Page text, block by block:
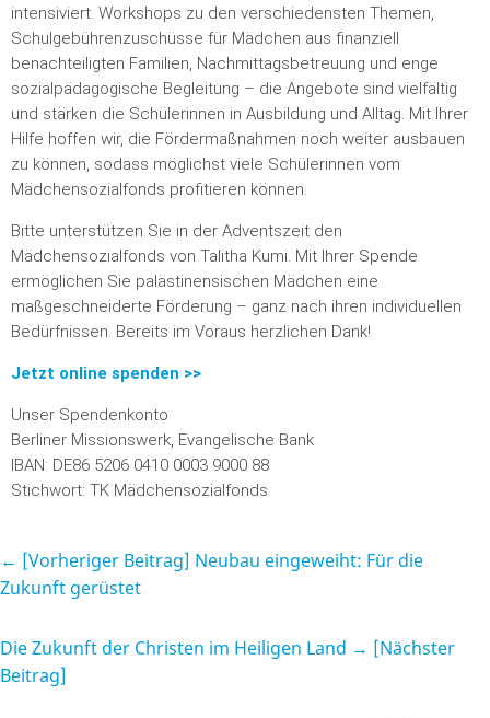
intensiviert. Workshops zu den verschiedensten Themen,
Schulgebührenzuschüsse für Mädchen aus finanziell
benachteiligten Familien, Nachmittagsbetreuung und enge
sozialpädagogische Begleitung – die Angebote sind vielfältig
und stärken die Schülerinnen in Ausbildung und Alltag. Mit Ihrer
Hilfe hoffen wir, die Fördermaßnahmen noch weiter ausbauen
zu können, sodass möglichst viele Schülerinnen vom
Mädchensozialfonds profitieren können.
Bitte unterstützen Sie in der Adventszeit den
Mädchensozialfonds von Talitha Kumi. Mit Ihrer Spende
ermöglichen Sie palästinensischen Mädchen eine
maßgeschneiderte Förderung – ganz nach ihren individuellen
Bedürfnissen. Bereits im Voraus herzlichen Dank!
Jetzt online spenden >>
Unser Spendenkonto
Berliner Missionswerk, Evangelische Bank
IBAN: DE86 5206 0410 0003 9000 88
Stichwort: TK Mädchensozialfonds
← [Vorheriger Beitrag] Neubau eingeweiht: Für die
Zukunft gerüstet
Die Zukunft der Christen im Heiligen Land → [Nächster
Beitrag]